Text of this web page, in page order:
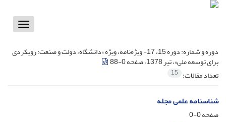
Toggle
دوره و شماره:
دوره 15، 17- ویژه‌نامه، ویژه «دانشگاه، دولت و صنعت: رویکردی
برای توسعه ملی»، تیر 1378، صفحه 0-88
تعداد مقالات: 15
شناسنامه علمی مجله
صفحه0-0